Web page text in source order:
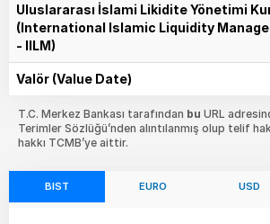
Uluslararası İslami Likidite Yönetimi
(International Islamic Liquidity
- IILM)
Valör (Value Date)
T.C. Merkez Bankası tarafından bu URL
Terimler Sözlüğü’nden alıntılanmış olup telif
hakkı TCMB’ye aittir.
BIST EURO USD